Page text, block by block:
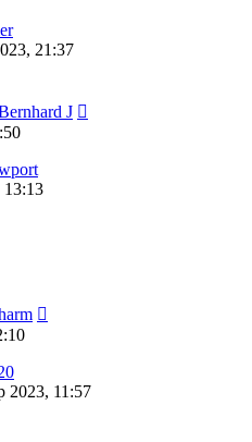
21:37
J
13:13
2023, 11:57